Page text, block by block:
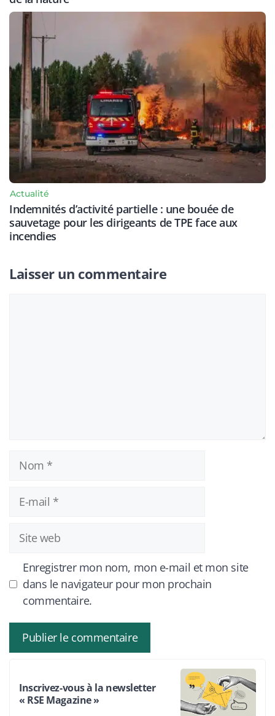
Actualité
Indemnités d’activité partielle : une bouée de
sauvetage pour les dirigeants de TPE face aux
incendies
Laisser un commentaire
Nom
mail
Site
web
Enregistrer mon nom, mon e-mail et mon site
dans le navigateur pour mon prochain
commentaire.
Inscrivez-vous à la newsletter
« RSE Magazine »